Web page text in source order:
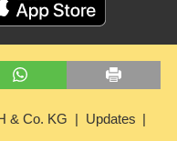
& Co. KG Updates